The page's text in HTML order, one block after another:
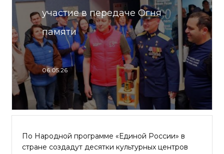
участие в передаче Огня
памяти
06.05.26
По Народной программе «Единой России» в
стране создадут десятки культурных центров